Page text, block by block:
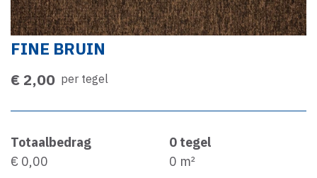
FINE BRUIN
€ 2,00 per tegel
Totaalbedrag
€ 0,00
0 tegel
0 m²